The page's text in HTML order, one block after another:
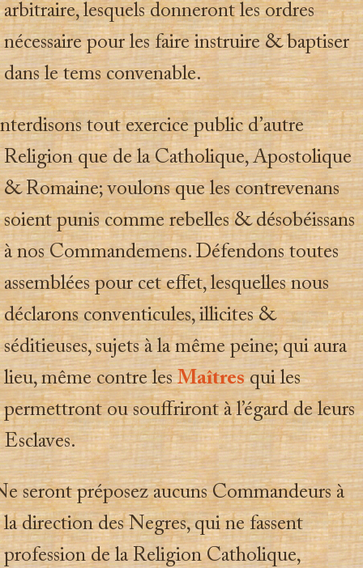
arbitraire, lesquels donneront les ordres
nécessaire pour les faire instruire & baptiser
dans le tems convenable.
tout exercice public d’autre
Religion que de la Catholique, Apostolique
& Romaine; voulons que les contrevenans
soient punis comme rebelles & désobéissans
à nos Commandemens. Défendons toutes
assemblées pour cet effet, lesquelles nous
déclarons conventicules, illicites &
séditieuses, sujets à la même peine; qui aura
lieu, même contre lesMaîtresqui les
permettront ou souffriront à l’égard de leurs
Esclaves.
seront préposez aucuns Commandeurs à
la direction des Negres, qui ne fassent
profession de la Religion Catholique,